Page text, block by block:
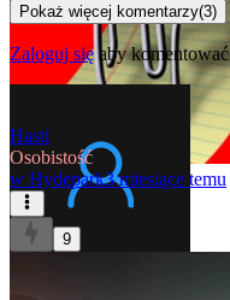
Pokaż więcej komentarzy(3)
Zaloguj sięaby komentować
Hasti
Osobistość
w Hydepark3 miesiące temu
9